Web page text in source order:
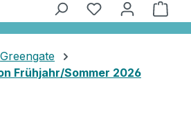
Greengate
Frühjahr/Sommer 2026